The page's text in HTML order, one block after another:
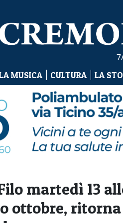
MUSICA CULTURA LA
martedì 13
ottobre,